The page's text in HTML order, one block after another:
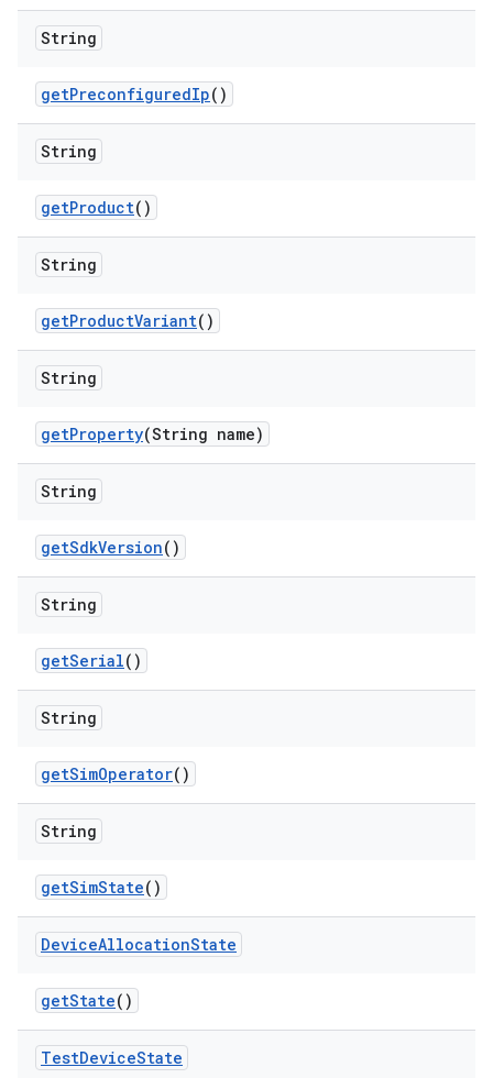
String
getPreconfiguredIp()
String
getProduct()
String
getProductVariant()
String
getProperty(String name)
String
getSdkVersion()
String
getSerial()
String
getSimOperator()
String
getSimState()
DeviceAllocationState
getState()
TestDeviceState